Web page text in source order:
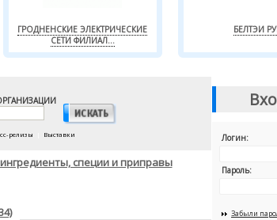
ГРОДНЕНСКИЕ ЭЛЕКТРИЧЕСКИЕ
СЕТИ ФИЛИАЛ...
БЕЛТЭИ
релизы Выставки
специи и приправы
Логин:
Пароль:
Забыли